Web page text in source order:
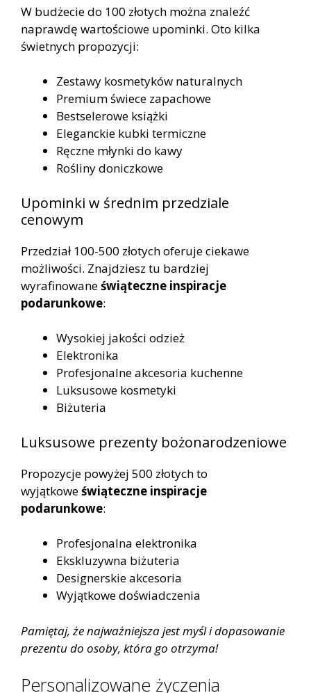
W budżecie do 100 złotych można znaleźć
naprawdę wartościowe upominki. Oto kilka
świetnych propozycji:
Zestawy kosmetyków naturalnych
Premium świece zapachowe
Bestselerowe książki
Eleganckie kubki termiczne
Ręczne młynki do kawy
Rośliny doniczkowe
Upominki w średnim przedziale
cenowym
Przedział 100-500 złotych oferuje ciekawe
możliwości. Znajdziesz tu bardziej
wyrafinowaneświąteczne inspiracje
podarunkowe:
Wysokiej jakości odzież
Elektronika
Profesjonalne akcesoria kuchenne
Luksusowe kosmetyki
Biżuteria
Luksusowe prezenty bożonarodzeniowe
Propozycje powyżej 500 złotych to
wyjątkoweświąteczne inspiracje
podarunkowe:
Profesjonalna elektronika
Ekskluzywna biżuteria
Designerskie akcesoria
Wyjątkowe doświadczenia
Pamiętaj, że najważniejsza jest myśl i dopasowanie
prezentu do osoby, która go otrzyma!
Personalizowane życzenia